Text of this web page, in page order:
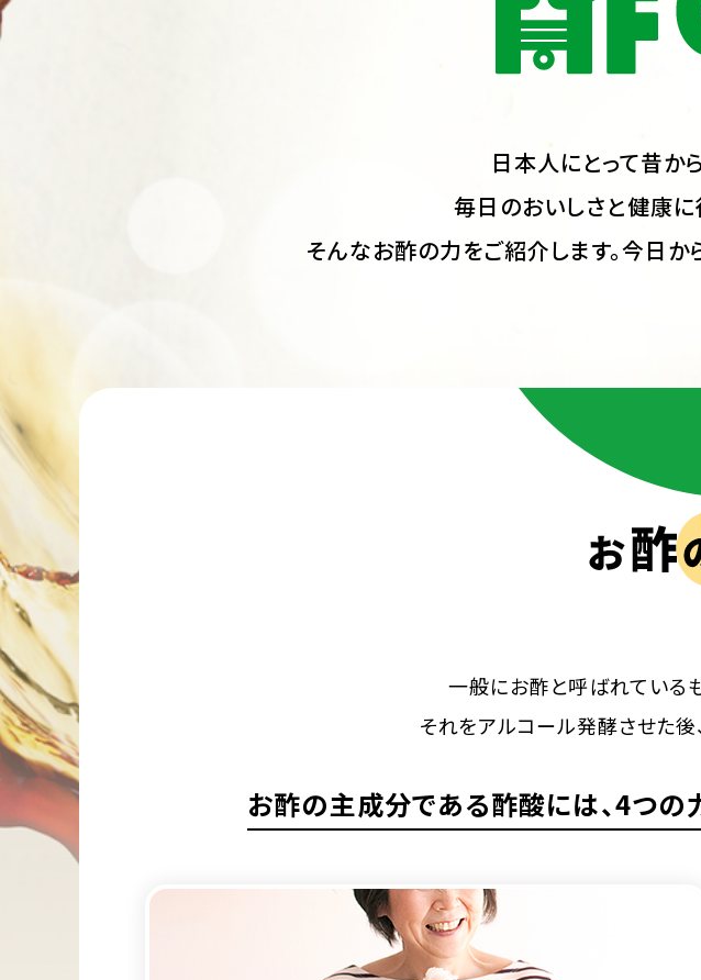
日本人にとって昔か
毎日のおいしさと健康に
そんなお酢の力をご紹介します。今日か
一般にお酢と呼ばれている
それをアルコール発酵させた後
お酢の主成分である酢酸には、4つの